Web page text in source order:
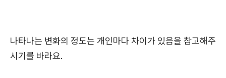
나타나는 변화의 정도는 개인마다 차이가 있음을 참고해주
시기를 바라요.